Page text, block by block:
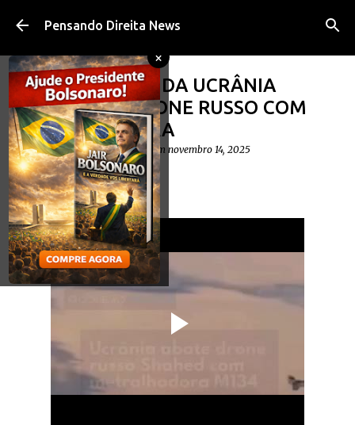
Pular para o conteúdo principal
Pensando Direita News
×
VÍDEO: TROPAS DA UCRÂNIA
DERRUBAM DRONE RUSSO COM
METRALHADORA
postado porDiego Cavalheiro em novembro 14, 2025